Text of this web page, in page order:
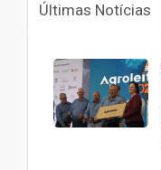
Últimas Notícias